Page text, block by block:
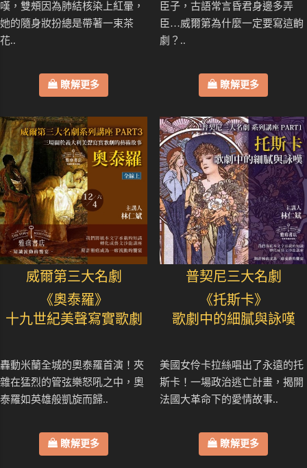
嘆，雙頰因為肺結核染上紅暈，
她的隨身妝扮總是帶著一束茶
花..
瞭解更多
臣子，古語常言昏君身邊多弄
臣…威爾第為什麼一定要寫這齣
劇？..
瞭解更多
威爾第三大名劇
《奧泰羅》
十九世紀美聲寫實歌劇
轟動米蘭全城的奧泰羅首演！夾
雜在猛烈的管弦樂怒吼之中，奧
泰羅如英雄般凱旋而歸..
瞭解更多
普契尼三大名劇
《托斯卡》
歌劇中的細膩與詠嘆
美國女伶卡拉絲唱出了永遠的托
斯卡！一場政治逃亡計畫，揭開
法國大革命下的愛情故事..
瞭解更多